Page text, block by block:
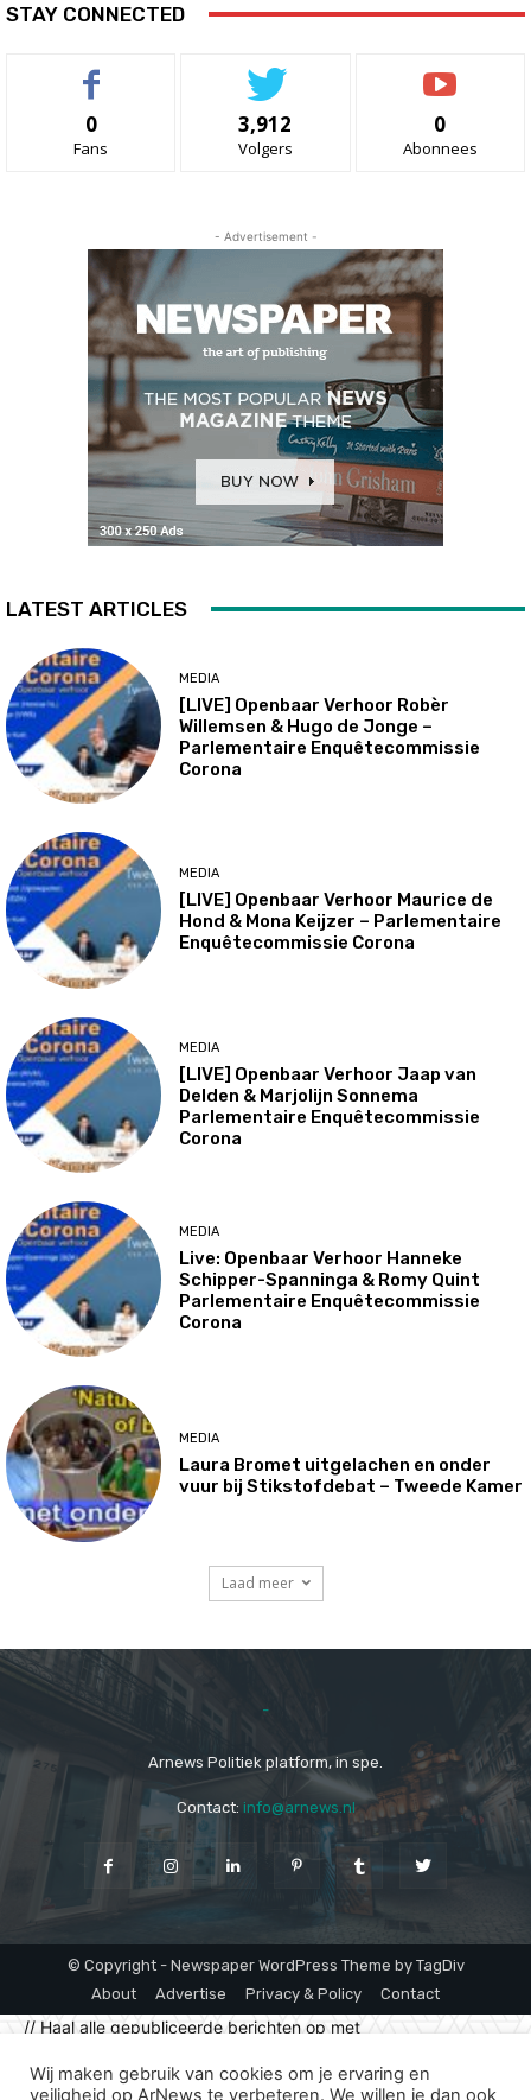
STAY CONNECTED
0
Fans
3,912
Volgers
0
Abonnees
- Advertisement -
LATEST ARTICLES
MEDIA
[LIVE] Openbaar Verhoor Robèr
Willemsen & Hugo de Jonge –
Parlementaire Enquêtecommissie
Corona
MEDIA
[LIVE] Openbaar Verhoor Maurice de
Hond & Mona Keijzer – Parlementaire
Enquêtecommissie Corona
MEDIA
[LIVE] Openbaar Verhoor Jaap van
Delden & Marjolijn Sonnema
Parlementaire Enquêtecommissie
Corona
MEDIA
Live: Openbaar Verhoor Hanneke
Schipper-Spanninga & Romy Quint
Parlementaire Enquêtecommissie
Corona
MEDIA
Laura Bromet uitgelachen en onder
vuur bij Stikstofdebat – Tweede Kamer
Laad meer
-
Arnews Politiek platform, in spe.
Contact: info@arnews.nl
© Copyright - Newspaper WordPress Theme by TagDiv
About
Advertise Privacy & Policy Contact
Wij maken gebruik van cookies om je ervaring en
veiligheid op ArNews te verbeteren. We willen je dan ook
// Haal alle gepubliceerde berichten op met
=> 'post', 'post_status' => 'publish', 's' =>